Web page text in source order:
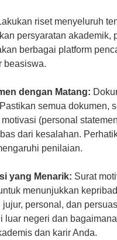
riset menyeluruh
persyaratan akademik,
berbagai platform
beasiswa.
dengan Matang:
semua dokumen,
(personal
dari kesalahan.
penilaian.
yang Menarik: Surat
menunjukkan
personal, dan
luar negeri dan
dan karir Anda.